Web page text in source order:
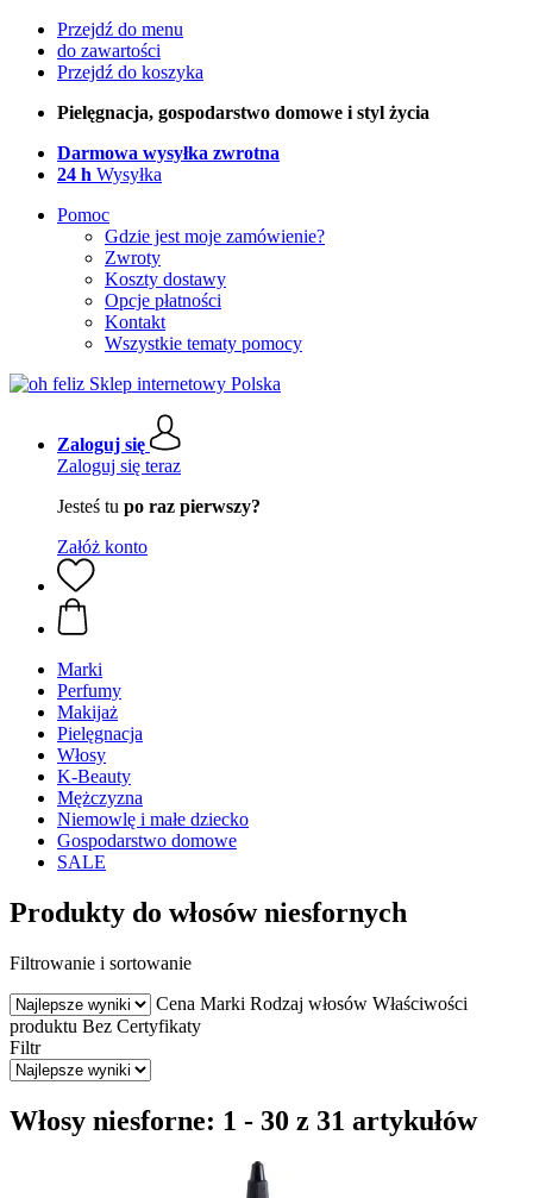
Przejdź do menu
do zawartości
Przejdź do koszyka
Pielęgnacja, gospodarstwo domowe i styl życia
Darmowa wysyłka zwrotna
24 h Wysyłka
Pomoc
Gdzie jest moje zamówienie?
Zwroty
Koszty dostawy
Opcje płatności
Kontakt
Wszystkie tematy pomocy
Zaloguj się
Zaloguj się teraz
Jesteś tu po raz pierwszy?
Załóż konto
Marki
Perfumy
Makijaż
Pielęgnacja
Włosy
K-Beauty
Mężczyzna
Niemowlę i małe dziecko
Gospodarstwo domowe
SALE
Produkty do włosów niesfornych
Filtrowanie i sortowanie
Cena Marki Rodzaj włosów Właściwości
produktu Bez Certyfikaty
Filtr
Włosy niesforne: 1 - 30 z 31 artykułów